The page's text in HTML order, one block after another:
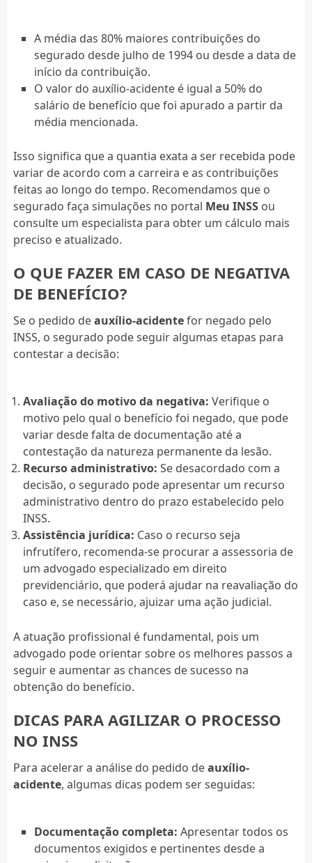
A média das 80% maiores contribuições do
segurado desde julho de 1994 ou desde a data de
início da contribuição.
O valor do auxílio-acidente é igual a 50% do
salário de benefício que foi apurado a partir da
média mencionada.
Isso significa que a quantia exata a ser recebida pode
variar de acordo com a carreira e as contribuições
feitas ao longo do tempo. Recomendamos que o
segurado faça simulações no portal Meu INSSou
consulte um especialista para obter um cálculo mais
preciso e atualizado.
O QUE FAZER EM CASO DE NEGATIVA
DE BENEFÍCIO?
Se o pedido deauxílio-acidentefor negado pelo
INSS, o segurado pode seguir algumas etapas para
contestar a decisão:
Avaliação do motivo da negativa: Verifique o
motivo pelo qual o benefício foi negado, que pode
variar desde falta de documentação até a
contestação da natureza permanente da lesão.
Recurso administrativo: Se desacordado com a
decisão, o segurado pode apresentar um recurso
administrativo dentro do prazo estabelecido pelo
INSS.
Assistência jurídica: Caso o recurso seja
infrutífero, recomenda-se procurar a assessoria de
um advogado especializado em direito
previdenciário, que poderá ajudar na reavaliação do
caso e, se necessário, ajuizar uma ação judicial.
A atuação profissional é fundamental, pois um
advogado pode orientar sobre os melhores passos a
seguir e aumentar as chances de sucesso na
obtenção do benefício.
DICAS PARA AGILIZAR O PROCESSO
NO INSS
Para acelerar a análise do pedido deauxílio-
acidente, algumas dicas podem ser seguidas:
Documentação completa: Apresentar todos os
documentos exigidos e pertinentes desde a